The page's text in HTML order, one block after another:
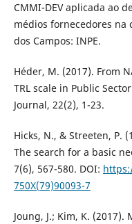
CMMI-DEV aplicada ao
médios fornecedores na
dos Campos: INPE.
Héder, M. (2017). From
TRL scale in Public
Journal, 22(2), 1-23.
Hicks, N., & Streeten, P.
The search for a basic
7(6), 567-580. DOI:
750X(79)90093-7
Joung, J.; Kim, K.